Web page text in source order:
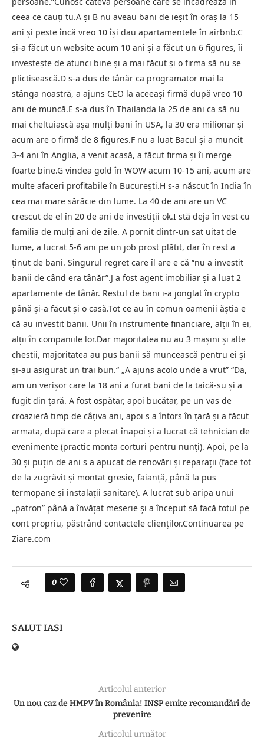
ceea ce cauți tu.A și B nu aveau bani de ieșit în oraș la 15
ani și peste încă vreo 10 își dau apartamentele în airbnb.C
și-a făcut un website acum 10 ani și a făcut un 6 figures, îi
investește de atunci bine și a mai făcut și o firma să nu se
plictisească.D s-a dus de tânăr ca programator mai la
stânga noastră, a ajuns CEO la aceeași firmă după vreo 10
ani de muncă.E s-a dus în Thailanda la 25 de ani ca să nu
mai cheltuiască așa mulți bani în USA, la 30 era milionar și
acum are o firmă de 8 figures.F nu a luat Bacul și a muncit
3-4 ani în Anglia, a venit acasă, a făcut firma și îi merge
foarte bine.G vindea gold în WOW acum 10-15 ani, acum are
multe afaceri profitabile în București.H s-a născut în India în
cea mai mare sărăcie din lume. La 40 de ani are un VC
crescut de el în 20 de ani de investiții ok.I stă deja în vest cu
familia de mulți ani de zile. A pornit dintr-un sat uitat de
lume, a lucrat 5-6 ani pe un job prost plătit, dar în rest a
ținut de bani. Singurul regret care îl are e că “nu a investit
banii de când era tânăr”.J a fost agent imobiliar și a luat 2
apartamente de tânăr. Restul de bani i-a jonglat în crypto
până și-a făcut și o casă.Tot ce au în comun oamenii ăștia e
că au investit banii. Unii în instrumente financiare, alții în ei,
alții în companiile lor.Dar majoritatea nu au 3 mașini și alte
chestii, majoritatea au pus banii să muncească pentru ei și
și-au asigurat un trai bun.“ „A ajuns acolo unde a vrut” “Da,
am un verișor care la 18 ani a furat bani de la taică-su și a
fugit din țară. A fost ospătar, apoi bucătar, pe un vas de
croazieră timp de câțiva ani, apoi s a întors în țară și a făcut
armata, după care a plecat înapoi și a lucrat că tehnician de
evenimente (practic monta corturi pentru nunți). Apoi, pe la
30 și puțin de ani s a apucat de renovări și reparații (face tot
de la zugrăvit și montat gresie, faianță, până la pus
termopane și instalații sanitare). A lucrat sub aripa unui
„patron” până a învățat meserie și a început să facă totul pe
cont propriu, păstrând contactele clienților.Continuarea pe
Ziare.com
0
SALUT IASI
Articolul anterior
Un nou caz de HMPV în România! INSP emite recomandări de
prevenire
Articolul următor